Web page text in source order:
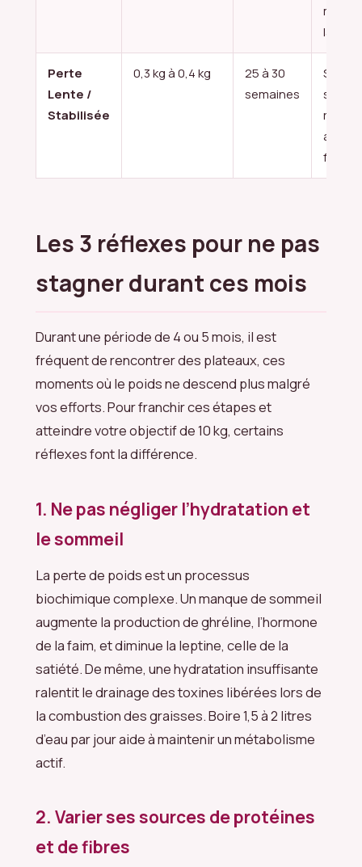
la
Perte
Lente /
Stabilisée
0,3 kg à 0,4 kg
25 à 30
semaines
riche,
faible)
Les 3 réflexes pour ne pas
stagner durant ces mois
Durant une période de 4 ou 5 mois, il est
fréquent de rencontrer des plateaux, ces
moments où le poids ne descend plus malgré
vos efforts. Pour franchir ces étapes et
atteindre votre objectif de 10 kg, certains
réflexes font la différence.
1. Ne pas négliger l’hydratation et
le sommeil
La perte de poids est un processus
biochimique complexe. Un manque de sommeil
augmente la production de ghréline, l’hormone
de la faim, et diminue la leptine, celle de la
satiété. De même, une hydratation insuffisante
ralentit le drainage des toxines libérées lors de
la combustion des graisses. Boire 1,5 à 2 litres
d’eau par jour aide à maintenir un métabolisme
actif.
2. Varier ses sources de protéines
et de fibres